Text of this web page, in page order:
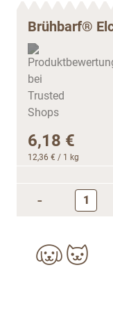
Brühbarf®
6,18 €
12,36 € / 1 kg
-